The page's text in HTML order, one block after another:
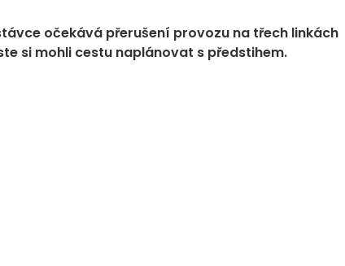
očekává přerušení provozu na třech linkách
si mohli cestu naplánovat s předstihem.